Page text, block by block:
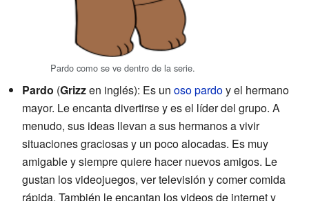
Pardo como se ve dentro de la serie.
Pardo (Grizzen inglés): Es un oso pardoy el hermano
mayor. Le encanta divertirse y es el líder del grupo. A
menudo, sus ideas llevan a sus hermanos a vivir
situaciones graciosas y un poco alocadas. Es muy
amigable y siempre quiere hacer nuevos amigos. Le
gustan los videojuegos, ver televisión y comer comida
rápida. También le encantan los videos de internet y